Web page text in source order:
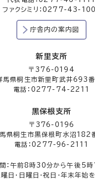
ファクシミリ：0277-43-
庁舎内の案内図
新里支所
〒376-0194
馬県桐生市新里町武井693番
電話：0277-74-2211
黒保根支所
〒376-0196
県桐生市黒保根町水沼182
電話：0277-96-2111
：午前8時30分から午後5
曜日・日曜日・祝日・年末年始を